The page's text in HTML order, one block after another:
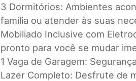
3 Dormitórios: Ambientes
família ou atender às suas
Mobiliado Inclusive com
pronto para você se mudar
1 Vaga de Garagem:
Lazer Completo: Desfrute de